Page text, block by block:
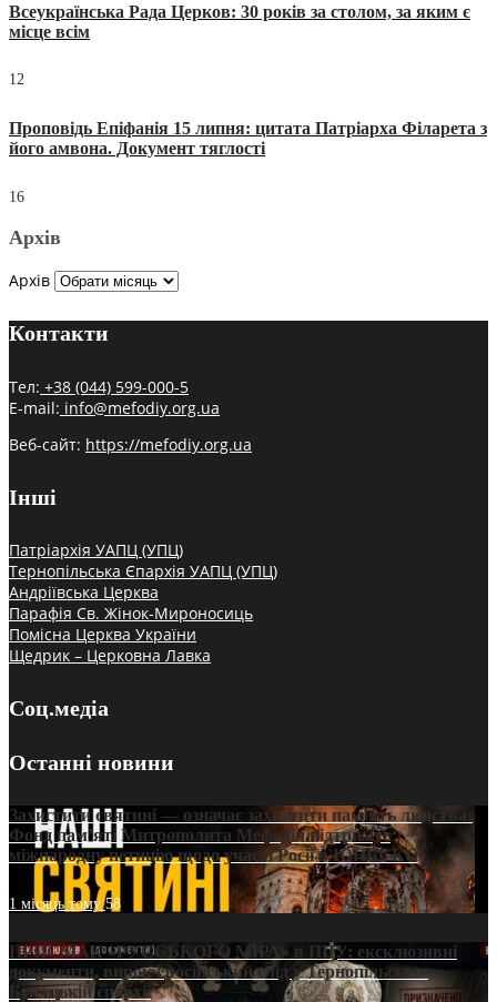
Всеукраїнська Рада Церков: 30 років за столом, за яким є
місце всім
12
Проповідь Епіфанія 15 липня: цитата Патріарха Філарета з
його амвона. Документ тяглості
16
Архів
Архів
Контакти
Тел: +38 (044) 599-000-5
E-mail: info@mefodiy.org.ua
Веб-сайт: https://mefodiy.org.ua
Інші
Патріархія УАПЦ (УПЦ)
Тернопільська Єпархія УАПЦ (УПЦ)
Андріївська Церква
Парафія Св. Жінок-Мироносиць
Помісна Церква України
Щедрик – Церковна Лавка
Соц.медіа
Останні новини
Захистити святині — означає захистити пам’ять людства:
Фонд пам’яті Митрополита Мефодія підтримує
міжнародну петицію щодо участі Росії в ЮНЕСКО
1 місяць тому58
ПРИСМАК «РУССЬКОГО МІРА» в ПЦУ: ексклюзивні
документи, вирок і російський слід у Тернопільсько-
Бучацькій єпархії